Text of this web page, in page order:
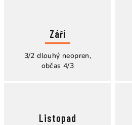
Září
3/2 dlouhý neopren,
občas 4/3
Listopad